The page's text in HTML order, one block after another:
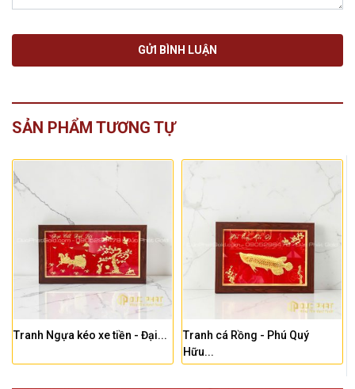
SẢN PHẨM TƯƠNG TỰ
Tranh Ngựa kéo xe tiền - Đại...
Tranh cá Rồng - Phú Quý
Hữu...